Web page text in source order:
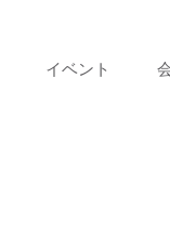
イベント